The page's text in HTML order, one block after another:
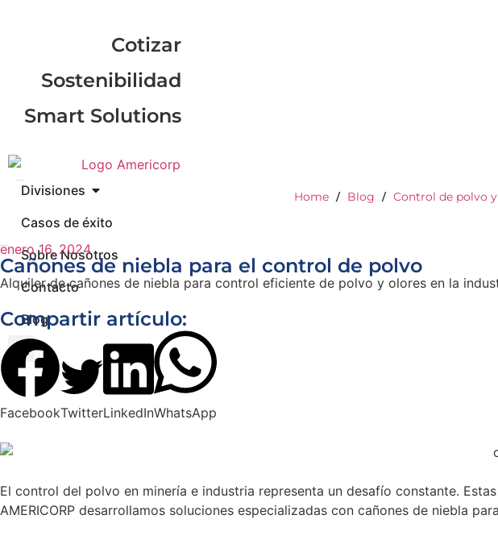
Cotizar
Sostenibilidad
Smart Solutions
Divisiones
Casos de éxito
Sobre Nosotros
Contacto
Blog
Home / Blog / Control de polvo
enero 16, 2024
Cañones de niebla para el control de polvo
Alquiler de cañones de niebla para control eficiente de polvo y olores en la
Compartir artículo:
FacebookTwitterLinkedInWhatsApp
El control del polvo en minería e industria representa un desafío constante.
AMERICORP desarrollamos soluciones especializadas con cañones de niebla